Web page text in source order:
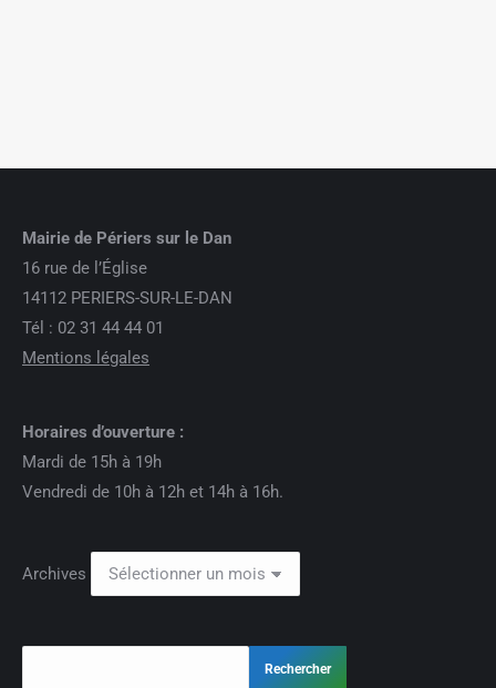
Mairie de Périers sur le Dan
16 rue de l’Église
14112 PERIERS-SUR-LE-DAN
Tél : 02 31 44 44 01
Mentions légales
Horaires d’ouverture :
Mardi de 15h à 19h
Vendredi de 10h à 12h et 14h à 16h.
Archives
Rechercher